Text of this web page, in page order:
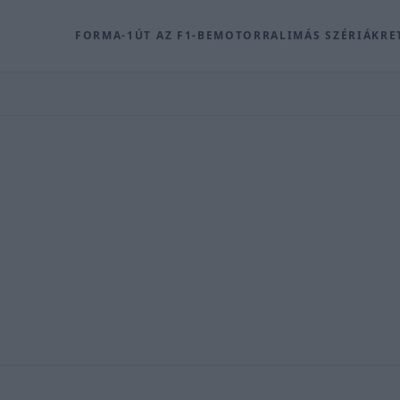
FORMA-1 ÚT AZ F1-BEMOTORRALIMÁS SZÉRIÁK